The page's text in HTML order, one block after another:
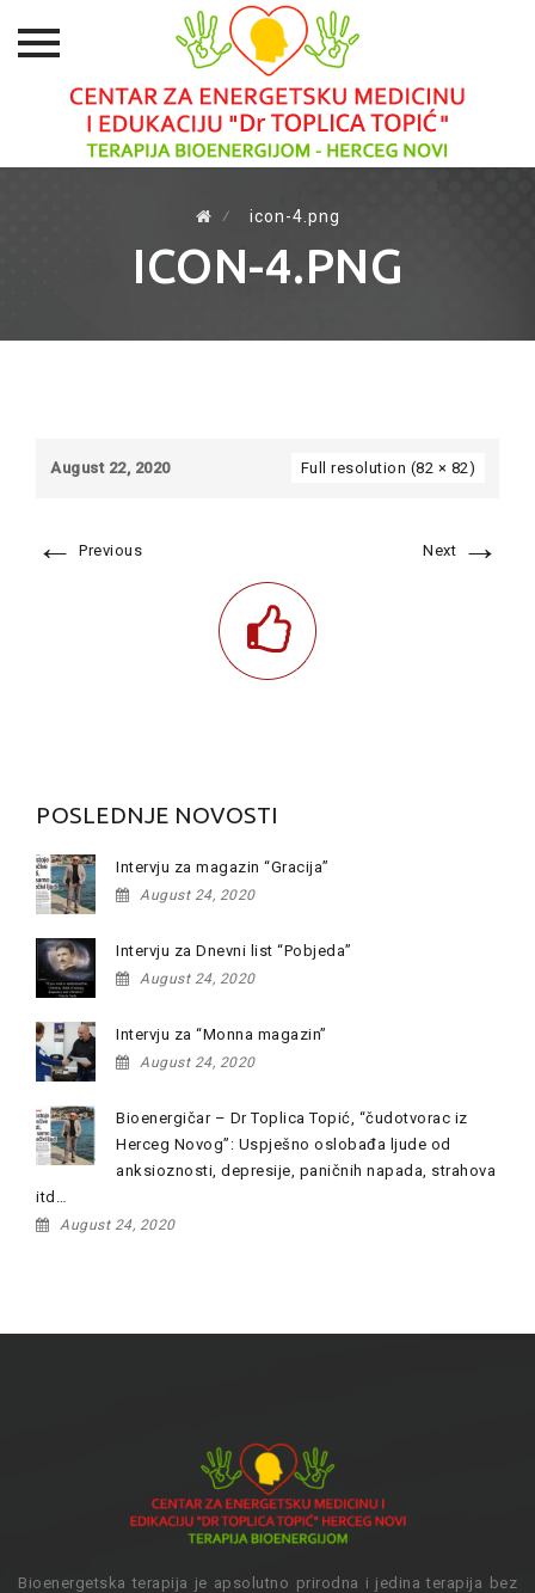
⁄ icon-4.png
ICON-4.PNG
August 22, 2020 Full resolution (82 × 82)
← Previous Next →
POSLEDNJE NOVOSTI
Intervju za magazin “Gracija”
August 24, 2020
Intervju za Dnevni list “Pobjeda”
August 24, 2020
Intervju za “Monna magazin”
August 24, 2020
Bioenergičar – Dr Toplica Topić, “čudotvorac iz
Herceg Novog”: Uspješno oslobađa ljude od
anksioznosti, depresije, paničnih napada, strahova
itd…
August 24, 2020
Bioenergetska terapija je apsolutno prirodna i jedina terapija bez